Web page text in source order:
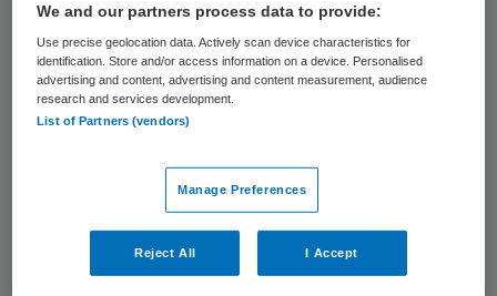
ernstig overgewicht (obesitas) is de
afgelopen tien jaar verder toegenomen, van
13 procent naar 16 procent, zo staat in de
nieuwsteLeefstijlmonitor
Bureau voor de Statistiek (CBS), het RIVM
en andere instituten.
Opleidingsniveau
We and our partners process data to provide:
Use precise geolocation data. Actively scan device characteristics for
identification. Store and/or access information on a device. Personalised
advertising and content, advertising and content measurement, audience
research and services development.
List of Partners (vendors)
Manage Preferences
Reject All I Accept